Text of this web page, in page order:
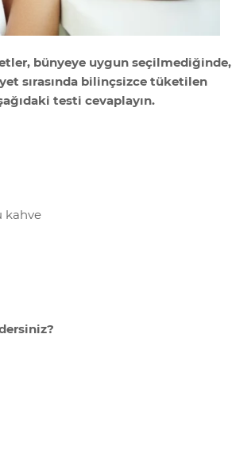
bünyeye uygun seçilmediğinde,
sırasında bilinçsizce tüketilen
testi cevaplayın.
kahve